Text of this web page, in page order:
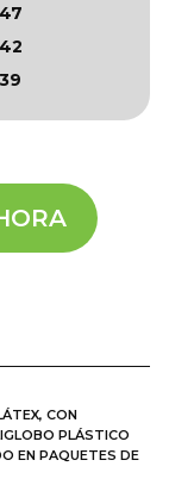
CON
PLÁSTICO
EN PAQUETES DE